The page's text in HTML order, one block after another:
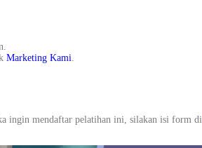
Marketing Kami
ingin mendaftar pelatihan ini, silakan isi form di